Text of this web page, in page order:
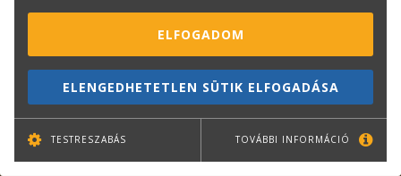
lfp@terc.hu
ELFOGADOM
ELENGEDHETETLEN SÜTIK ELFOGADÁSA
TESTRESZABÁS TOVÁBBI INFORMÁCIÓ